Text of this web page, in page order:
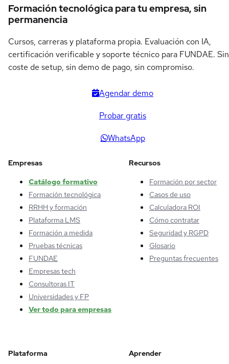
Formación tecnológica para tu empresa, sin
permanencia
Cursos, carreras y plataforma propia. Evaluación con IA,
certificación verificable y soporte técnico para FUNDAE. Sin
coste de setup, sin demo de pago, sin compromiso.
Agendar demo
Probar gratis
WhatsApp
Empresas
Catálogo formativo
Formación tecnológica
RRHH y formación
Plataforma LMS
Formación a medida
Pruebas técnicas
FUNDAE
Empresas tech
Consultoras IT
Universidades y FP
Ver todo para empresas
Recursos
Formación por sector
Casos de uso
Calculadora ROI
Cómo contratar
Seguridad y RGPD
Glosario
Preguntas frecuentes
Plataforma Aprender